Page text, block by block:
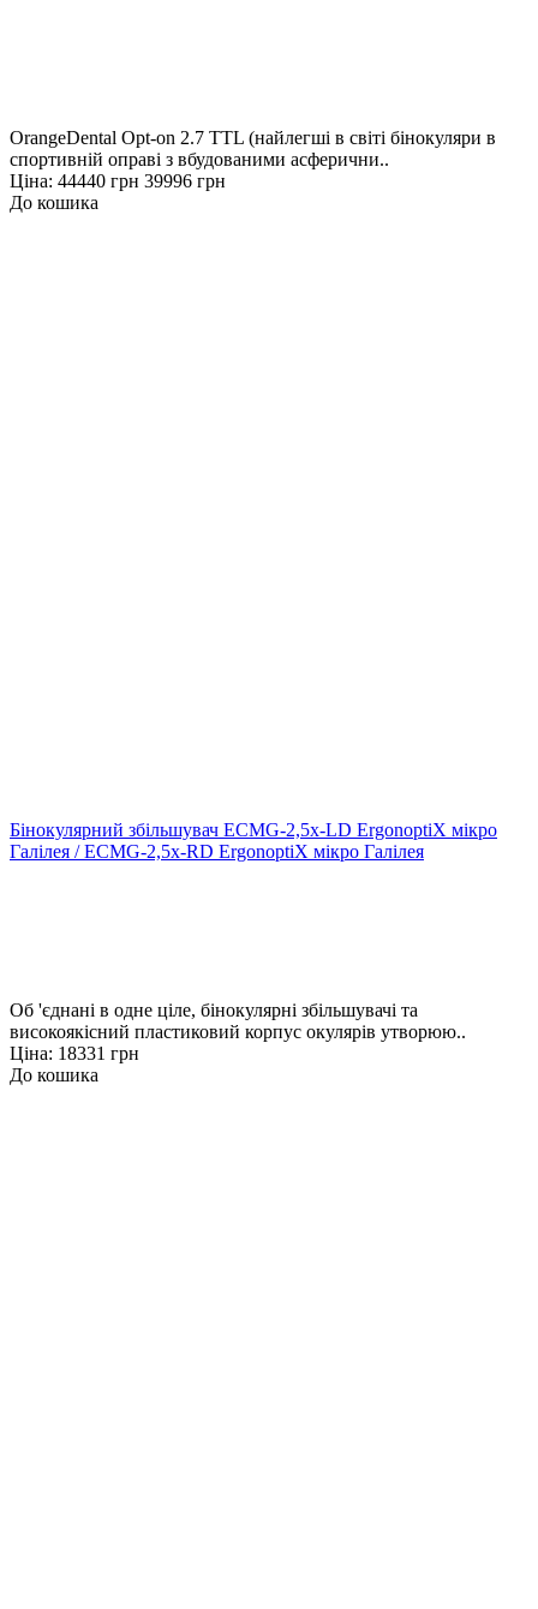
OrangeDental Opt-on 2.7 TTL (найлегші в світі бінокуляри в
спортивній оправі з вбудованими асферични..
Ціна: 44440 грн 39996 грн
До кошика
Бінокулярний збільшувач ECMG-2,5x-LD ErgonoptiX мікро
Галілея / ECMG-2,5x-RD ErgonoptiX мікро Галілея
Об 'єднані в одне ціле, бінокулярні збільшувачі та
високоякісний пластиковий корпус окулярів утворюю..
Ціна: 18331 грн
До кошика